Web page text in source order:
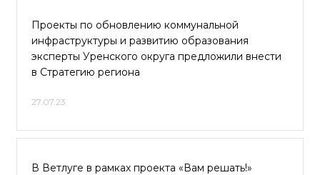
Проекты по обновлению коммунальной
инфраструктуры и развитию образования
эксперты Уренского округа предложили внести
в Стратегию региона
27.07.23
В Ветлуге в рамках проекта «Вам решать!»